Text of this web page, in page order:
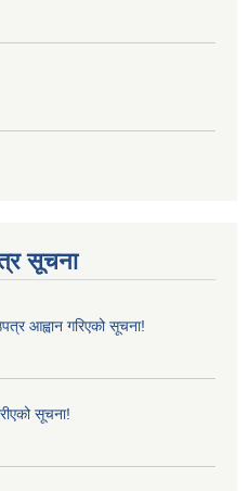
सूचना
आह्वान गरिएको सूचना!
सूचना!